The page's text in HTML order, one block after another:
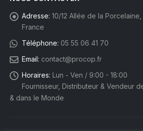
Adresse: 10/12 Allée de la
France
Téléphone: 05 55 06 41 70
Email: contact@procop.fr
Horaires: Lun - Ven / 9:00 - 18:00
Fournisseur, Distributeur & Vendeur
& dans le Monde